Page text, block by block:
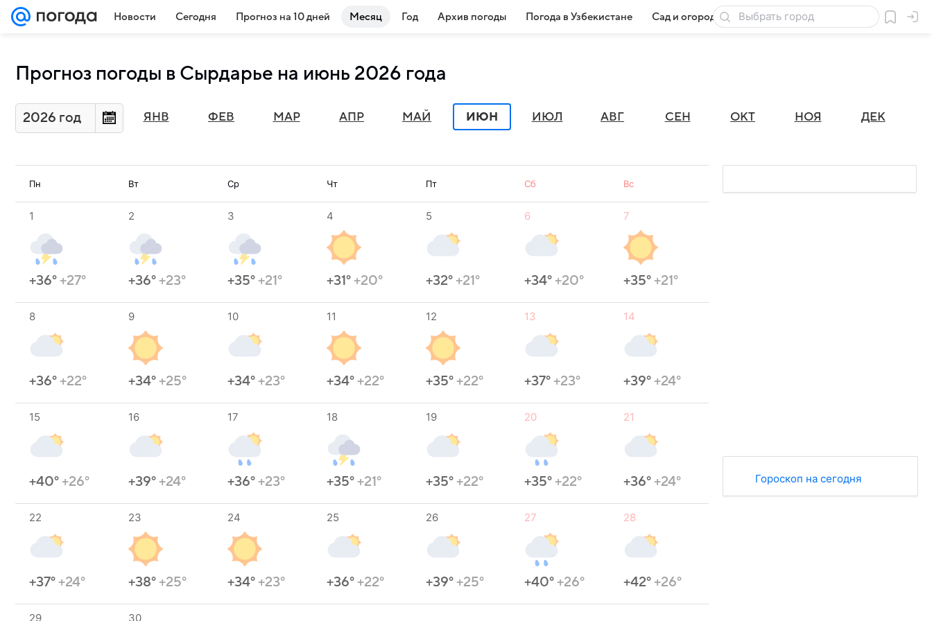
Новости Сегодня Прогноз на 10 дней Месяц Год Архив погоды Погода в Узбекистане Сад и огород Товары для дачи
Прогноз погоды в Сырдарье на июнь 2026 года
2026 год ЯНВ ФЕВ МАР АПР МАЙ ИЮН ИЮЛ АВГ СЕН ОКТ НОЯ ДЕК
Пн Вт Ср Чт Пт Сб Вс
1
+36°+27°
2
+36°+23°
3
+35°+21°
4
+31°+20°
5
+32°+21°
6
+34°+20°
7
+35°+21°
8
+36°+22°
9
+34°+25°
10
+34°+23°
11
+34°+22°
12
+35°+22°
13
+37°+23°
14
+39°+24°
15
+40°+26°
16
+39°+24°
17
+36°+23°
18
+35°+21°
19
+35°+22°
20
+35°+22°
21
+36°+24°
22
+37°+24°
23
+38°+25°
24
+34°+23°
25
+36°+22°
26
+39°+25°
27
+40°+26°
28
+42°+26°
29 30
Гороскоп на сегодня